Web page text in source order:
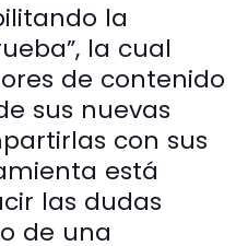
la
la cual
de contenido
sus nuevas
con sus
está
las dudas
de una